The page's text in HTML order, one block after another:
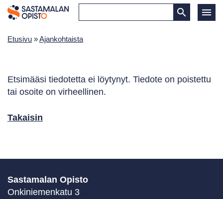
Etusivu »Ajankohtaista
Etsimääsi tiedotetta ei löytynyt. Tiedote on poistettu
tai osoite on virheellinen.
Takaisin
Sastamalan Opisto
Onkiniemenkatu 3